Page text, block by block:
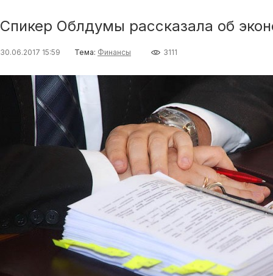
Спикер Облдумы рассказала об
30.06.2017 15:59 Тема: Финансы 3111